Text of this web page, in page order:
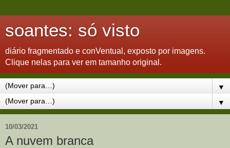
soantes: só visto
diário fragmentado e conVentual, exposto por imagens.
Clique nelas para ver em tamanho original.
▼
▼
10/03/2021
A nuvem branca